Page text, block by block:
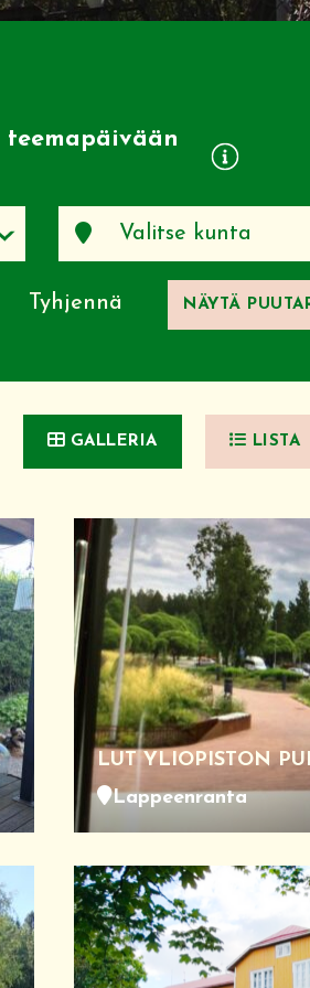
teemapäivään
Tyhjennä NÄYTÄ
GALLERIA LISTA
LUT YLIOPISTON
Lappeenranta